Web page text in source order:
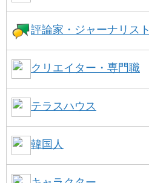
評論家・ジャーナリスト
クリエイター・専門職
テラスハウス
韓国人